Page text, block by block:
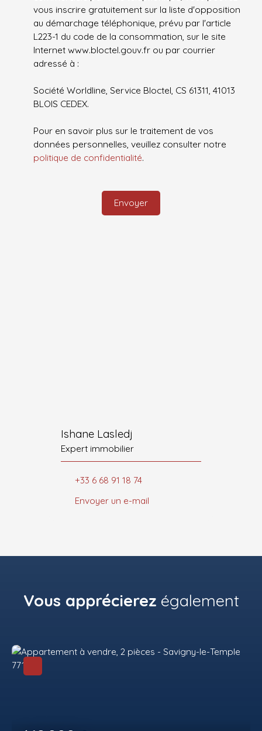
vous inscrire gratuitement sur la liste d'opposition
au démarchage téléphonique, prévu par l'article
L223-1 du code de la consommation, sur le site
Internet www.bloctel.gouv.fr ou par courrier
adressé à :
Société Worldline, Service Bloctel, CS 61311, 41013
BLOIS CEDEX.
Pour en savoir plus sur le traitement de vos
données personnelles, veuillez consulter notre
politique de confidentialité.
Envoyer
Ishane Lasledj
Expert immobilier
+33 6 68 91 18 74
Envoyer un e-mail
Vous apprécierez également